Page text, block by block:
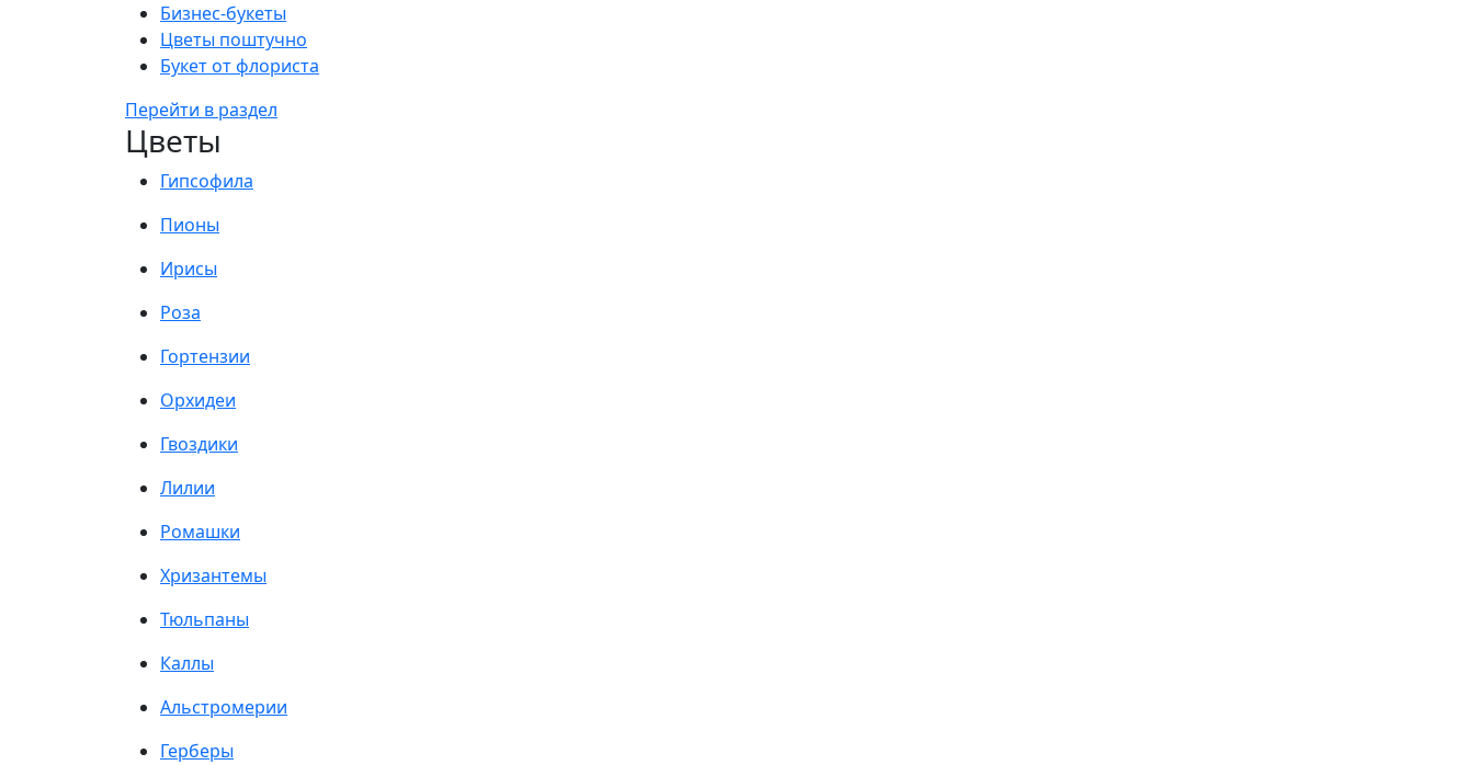
Бизнес-букеты
Цветы поштучно
Букет от флориста
Перейти в раздел
Цветы
Гипсофила
Пионы
Ирисы
Роза
Гортензии
Орхидеи
Гвоздики
Лилии
Ромашки
Хризантемы
Тюльпаны
Каллы
Альстромерии
Герберы